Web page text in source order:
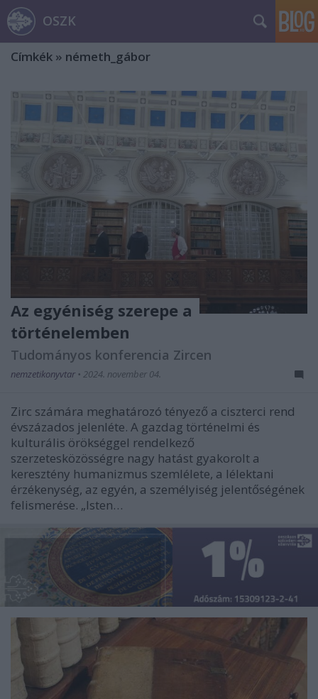
OSZK
Címkék » németh_gábor
Az egyéniség szerepe a
történelemben
Tudományos konferencia Zircen
nemzetikonyvtar • 2024. november 04.
Zirc számára meghatározó tényező a ciszterci rend
évszázados jelenléte. A gazdag történelmi és
kulturális örökséggel rendelkező
szerzetesközösségre nagy hatást gyakorolt a
keresztény humanizmus szemlélete, a lélektani
érzékenység, az egyén, a személyiség jelentőségének
felismerése. „Isten…